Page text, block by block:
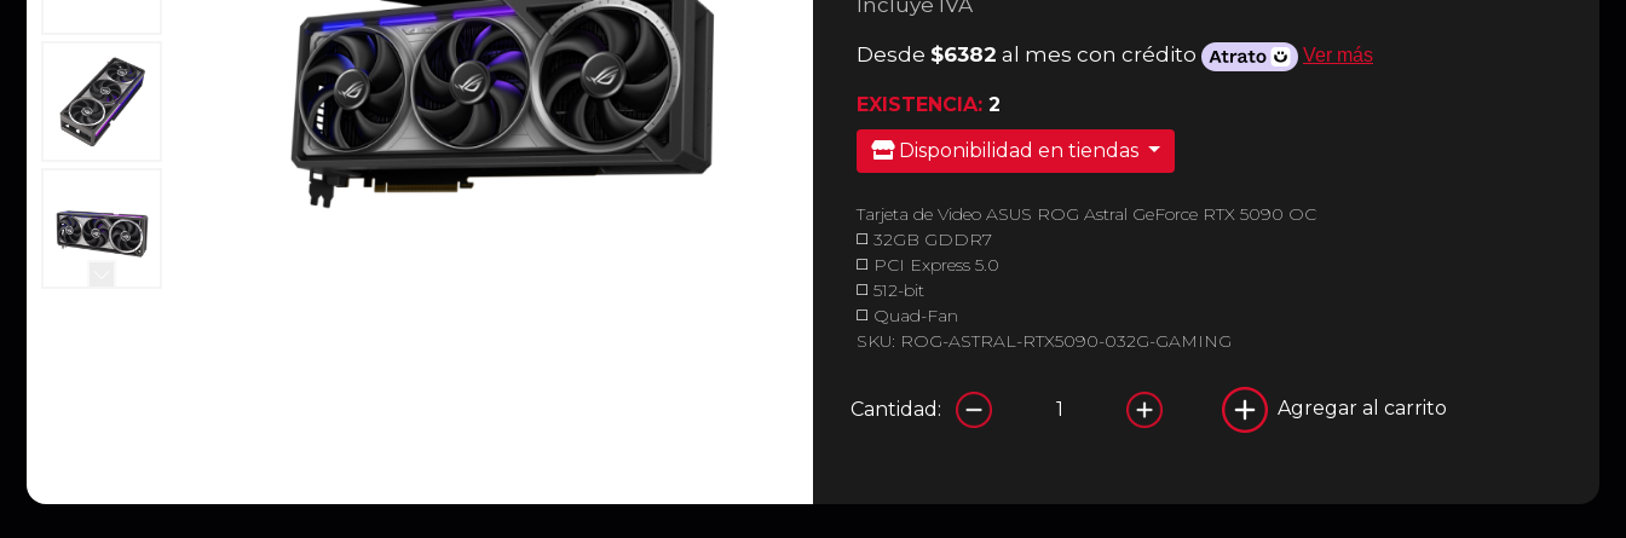
Incluye IVA
Desde $6382 al mes con crédito Ver más
EXISTENCIA: 2
Disponibilidad en tiendas
Tarjeta de Video ASUS ROG Astral GeForce RTX 5090 OC
◻️ 32GB GDDR7
◻️ PCI Express 5.0
◻️ 512-bit
◻️ Quad-Fan
SKU: ROG-ASTRAL-RTX5090-032G-GAMING
Cantidad: Agregar al carrito